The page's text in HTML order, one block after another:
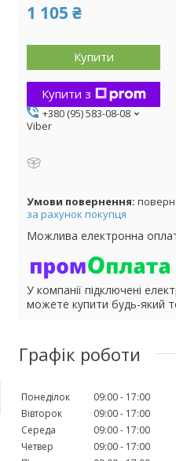
1 105 ₴
Купити
Купити з
+380 (95) 583-08-08
Viber
за рахунок покупця
У компанії підключені
можете купити будь-який
Графік роботи
Понеділок 09:00
17:00
Вівторок
09:00
17:00
Середа
09:00
17:00
Четвер
09:00
17:00